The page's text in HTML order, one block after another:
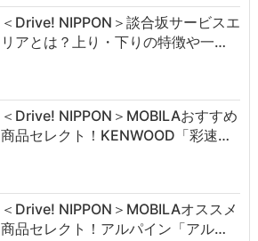
＜Drive! NIPPON＞談合坂サービスエ
リアとは？上り・下りの特徴や一…
＜Drive! NIPPON＞MOBILAおすすめ
商品セレクト！KENWOOD「彩速…
＜Drive! NIPPON＞MOBILAオススメ
商品セレクト！アルパイン「アル…